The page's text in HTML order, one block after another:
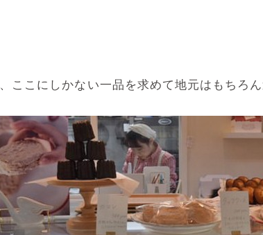
ここにしかない一品を求めて地元はもちろ